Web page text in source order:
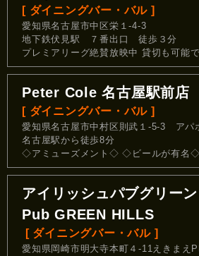
[ ダイニングバー・バル ]
愛知県名古屋市中区栄１-4-3
地下鉄伏見駅 ７番出口 徒歩３分
プレミアリーグ絶賛放映中 貸切も可能
Peter Cole 名古屋駅前店
[ ダイニングバー・バル ]
愛知県名古屋市中村区則武１-5-3 アパ
名古屋駅から徒歩8分
◇アミューズメント◇ ◇ビールが有名◇
アイリッシュパブグリー
Pub GREEN HILLS
[ ダイニングバー・バル ]
愛知県岡崎市明大寺本町４-11えきまえ